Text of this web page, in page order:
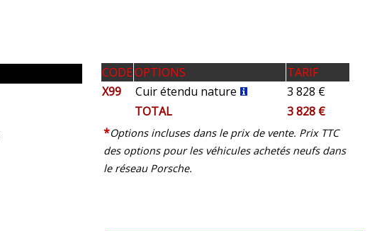
CODEOPTIONS
TARIF
X99
Cuir étendu nature
3 828 €
TOTAL
3 828 €
*Options incluses dans le prix de vente. Prix TTC
des options pour les véhicules achetés neufs dans
le réseau Porsche.